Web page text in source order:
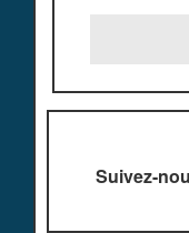
Suivez-